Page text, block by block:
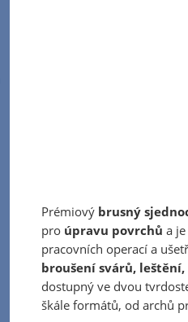
Prémiový brusný
pro úpravu povrchů a
pracovních operací a
broušení svárů,
dostupný ve dvou
škále formátů, od archů